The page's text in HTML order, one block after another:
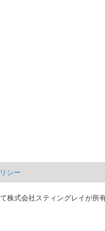
シー
株式会社スティングレイが所